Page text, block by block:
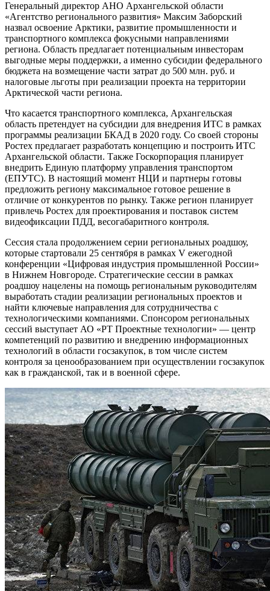
Генеральный директор АНО Архангельской области
«Агентство регионального развития» Максим Заборский
назвал освоение Арктики, развитие промышленности и
транспортного комплекса фокусными направлениями
региона. Область предлагает потенциальным инвесторам
выгодные меры поддержки, а именно субсидии федерального
бюджета на возмещение части затрат до 500 млн. руб. и
налоговые льготы при реализации проекта на территории
Арктической части региона.
Что касается транспортного комплекса, Архангельская
область претендует на субсидии для внедрения ИТС в рамках
программы реализации БКАД в 2020 году. Со своей стороны
Ростех предлагает разработать концепцию и построить ИТС
Архангельской области. Также Госкорпорация планирует
внедрить Единую платформу управления транспортом
(ЕПУТС). В настоящий момент НЦИ и партнеры готовы
предложить региону максимальное готовое решение в
отличие от конкурентов по рынку. Также регион планирует
привлечь Ростех для проектирования и поставок систем
видеофиксации ПДД, весогабаритного контроля.
Сессия стала продолжением серии региональных роадшоу,
которые стартовали 25 сентября в рамках V ежегодной
конференции «Цифровая индустрия промышленной России»
в Нижнем Новгороде. Стратегические сессии в рамках
роадшоу нацелены на помощь региональным руководителям
выработать стадии реализации региональных проектов и
найти ключевые направления для сотрудничества с
технологическими компаниями. Спонсором региональных
сессий выступает АО «РТ Проектные технологии» — центр
компетенций по развитию и внедрению информационных
технологий в области госзакупок, в том числе систем
контроля за ценообразованием при осуществлении госзакупок
как в гражданской, так и в военной сфере.